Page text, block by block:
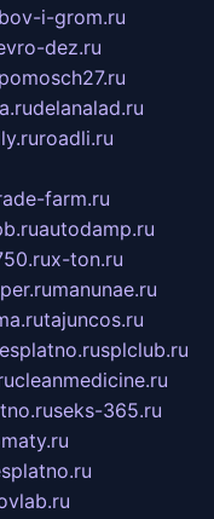
i-grom.ru
dez.ru
delanalad.ru
roadli.ru
farm.ru
autodamp.ru
x-ton.ru
manunae.ru
tajuncos.ru
splclub.ru
cleanmedicine.ru
seks-365.ru